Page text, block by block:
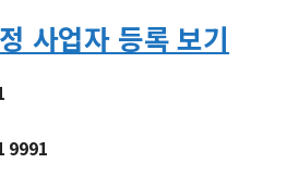
사업자 등록 보기
9991